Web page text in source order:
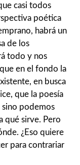
casi todos
poética
habrá un
de los
todo y nos
en el fondo la
en busca
que la poesía
sino podemos
qué sirve. Pero
¿Eso quiere
para contrariar